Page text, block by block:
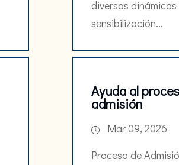
diversas dinámicas
sensibilización...
Ayuda al
admisión
Mar 09, 2026
Proceso de